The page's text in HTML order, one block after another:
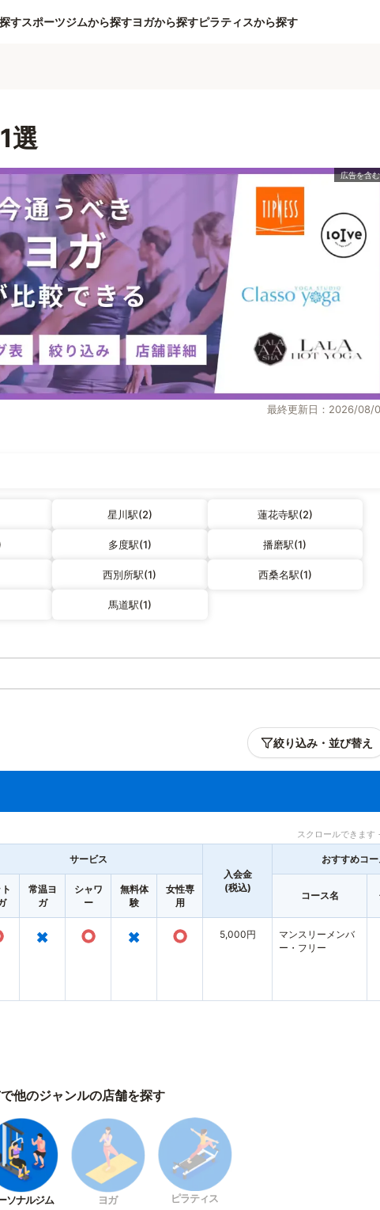
すスポーツジムから探すヨガから探すピラティスから探す
選
最終更新日：2026/08/
星川駅(2) 蓮花寺駅(2)
多度駅(1) 播磨駅(1)
西別所駅(1) 西桑名駅(1)
馬道駅(1)
絞り込み・並び替え
スクロールできます
サービス
入会金
(税込)
おすすめコー
常温ヨ
ガ
シャワ
ー
無料体
験
女性専
用
コース名
× ○ × ○ 5,000円
マンスリーメンバ
ー・フリー
他のジャンルの店舗を探す
ソナルジム ヨガ ピラティス